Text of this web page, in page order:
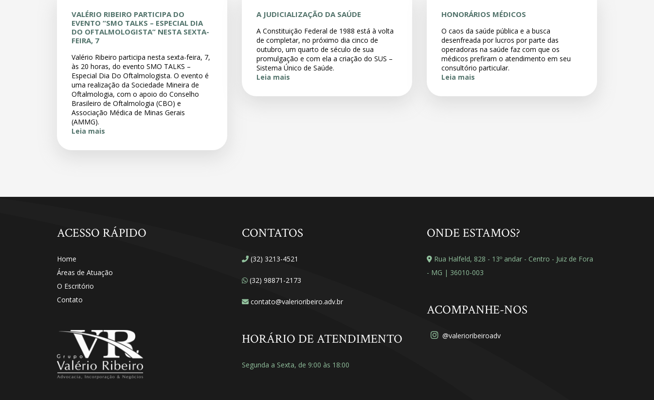
VALÉRIO RIBEIRO PARTICIPA DO
EVENTO “SMO TALKS – ESPECIAL DIA
DO OFTALMOLOGISTA” NESTA SEXTA-
FEIRA, 7
Valério Ribeiro participa nesta sexta-feira, 7,
às 20 horas, do evento SMO TALKS –
Especial Dia Do Oftalmologista. O evento é
uma realização da Sociedade Mineira de
Oftalmologia, com o apoio do Conselho
Brasileiro de Oftalmologia (CBO) e
Associação Médica de Minas Gerais
(AMMG).
Leia mais
A JUDICIALIZAÇÃO DA SAÚDE
A Constituição Federal de 1988 está à volta
de completar, no próximo dia cinco de
outubro, um quarto de século de sua
promulgação e com ela a criação do SUS –
Sistema Único de Saúde.
Leia mais
HONORÁRIOS MÉDICOS
O caos da saúde pública e a busca
desenfreada por lucros por parte das
operadoras na saúde faz com que os
médicos prefiram o atendimento em seu
consultório particular.
Leia mais
ACESSO RÁPIDO
Home
Áreas de Atuação
O Escritório
Contato
CONTATOS
(32) 3213-4521
(32) 98871-2173
contato@valerioribeiro.adv.br
HORÁRIO DE ATENDIMENTO
Segunda a Sexta, de 9:00 às 18:00
ONDE ESTAMOS?
Rua Halfeld, 828 - 13º andar - Centro - Juiz de Fora
- MG | 36010-003
ACOMPANHE-NOS
@valerioribeiroadv